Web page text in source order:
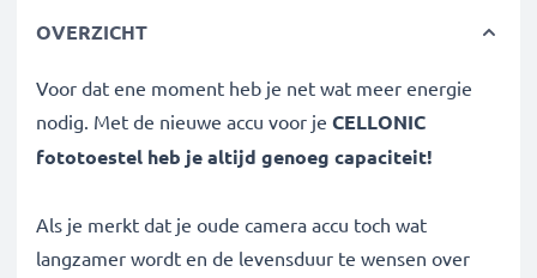
OVERZICHT
Voor dat ene moment heb je net wat meer energie
nodig. Met de nieuwe accu voor je CELLONIC
fototoestel heb je altijd genoeg capaciteit!
Als je merkt dat je oude camera accu toch wat
langzamer wordt en de levensduur te wensen over